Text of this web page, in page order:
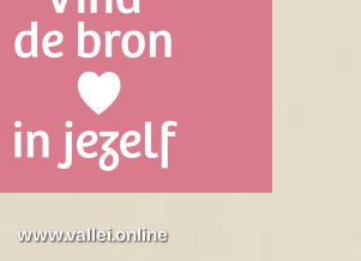
www.vallei.online